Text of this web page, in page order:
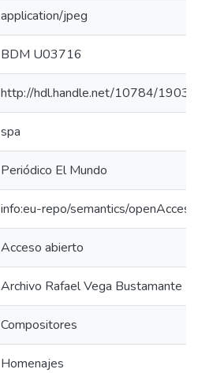
application/jpeg
BDM U03716
http://hdl.handle.net/10784/19034
spa
Periódico El Mundo
info:eu-repo/semantics/openAccess
Acceso abierto
Archivo Rafael Vega Bustamante
Compositores
Homenajes